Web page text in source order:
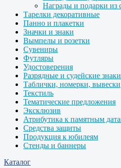
Награды и подарки из
Тарелки декоративные
Панно и плакетки
Значки и знаки
Вымпелы и розетки
Сувениры
Футляры
Удостоверения
Разрядные и судейские
Таблички, номерки, вывески
Текстиль
Тематические предложения
Эксклюзив
Атрибутика к памятным
Средства защиты
Продукция к юбилеям
Стенды и баннеры
Каталог